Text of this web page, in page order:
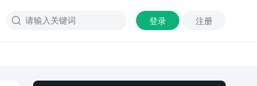
登录 注册
